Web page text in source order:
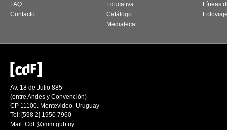
FAQ
Contacto
Educativa
Catálogo
Mediateca
Líneas
Av. 18 de Julio 885
(entre Andes y Convención)
CP 11100. Montevideo. Uruguay
Tel: [598 2] 1950 7960
Mail: CdF@imm.gub.uy